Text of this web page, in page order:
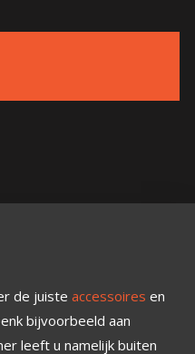
de juiste accessoires en
bijvoorbeeld aan
leeft u namelijk buiten